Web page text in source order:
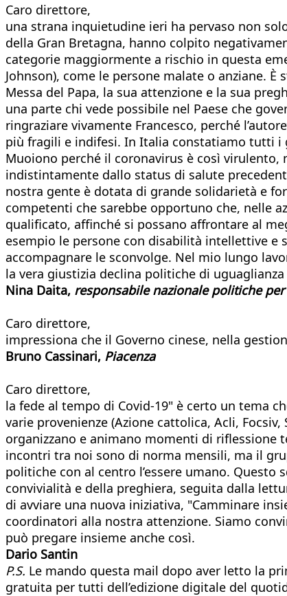
Caro direttore,
una strana inquietudine ieri ha pervaso non
della Gran Bretagna, hanno colpito
categorie maggiormente a rischio in questa
Johnson), come le persone malate o anziane.
Messa del Papa, la sua attenzione e la sua
una parte chi vede possibile nel Paese che
ringraziare vivamente Francesco, perché
più fragili e indifesi. In Italia constatiamo tutti i
Muoiono perché il coronavirus è così
indistintamente dallo status di salute
nostra gente è dotata di grande solidarietà e
competenti che sarebbe opportuno che, nelle
qualificato, affinché si possano affrontare al
esempio le persone con disabilità intellettive e
accompagnare le sconvolge. Nel mio lungo
la vera giustizia declina politiche di
Nina Daita, responsabile nazionale politiche
Caro direttore,
impressiona che il Governo cinese, nella
Bruno Cassinari, Piacenza
Caro direttore,
la fede al tempo di Covid-19" è certo un tema
varie provenienze (Azione cattolica, Acli,
organizzano e animano momenti di riflessione
incontri tra noi sono di norma mensili, ma il
politiche con al centro l’essere umano.
convivialità e della preghiera, seguita dalla
di avviare una nuova iniziativa, "Camminare
coordinatori alla nostra attenzione. Siamo
può pregare insieme anche così.
Dario Santin
P.S. Le mando questa mail dopo aver letto la
gratuita per tutti dell’edizione digitale del